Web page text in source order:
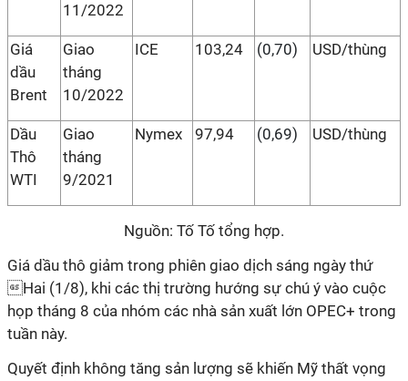
11/2022
Giá
dầu
Brent
Giao
tháng
10/2022
ICE 103,24 (0,70) USD/thùng
Dầu
Thô
WTI
Giao
tháng
9/2021
Nymex 97,94 (0,69) USD/thùng
Nguồn: Tố Tố tổng hợp.
Giá dầu thô giảm trong phiên giao dịch sáng ngày thứ
Hai (1/8), khi các thị trường hướng sự chú ý vào cuộc
họp tháng 8 của nhóm các nhà sản xuất lớn OPEC+ trong
tuần này.
Quyết định không tăng sản lượng sẽ khiến Mỹ thất vọng